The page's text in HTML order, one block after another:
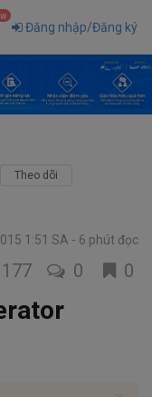
Đăng nhập/Đăng ký
Theo dõi
1:51 SA 6 phút đọc
177 0 0